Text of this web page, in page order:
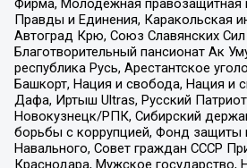
Фирма, Молодежная правозащитная
Правды и Единения, Каракольская
Автоград Крю, Союз Славянских Сил
Благотворительный пансионат Ак
республика Русь, Арестантское
Башкорт, Нация и свобода, Нация и
Дафа, Иртыш Ultras, Русский
Новокузнецк/РПК, Сибирский
борьбы с коррупцией, Фонд защиты
Навального, Совет граждан СССР
Краснодара, Мужское государство,